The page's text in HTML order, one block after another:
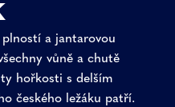
a jantarovou
vůně a chutě
hořkosti s delším
českého ležáku patří.